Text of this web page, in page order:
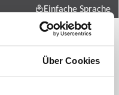
Über Cookies
Einfache Sprache